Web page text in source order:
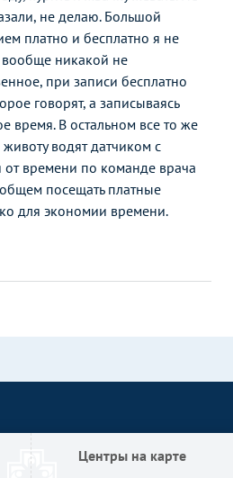
Центры на карте
не делаю. Большой
платно и бесплатно я не
вообще никакой не
при записи бесплатно
говорят, а записываясь
время. В остальном все то же
водят датчиком с
времени по команде врача
посещать платные
для экономии времени.